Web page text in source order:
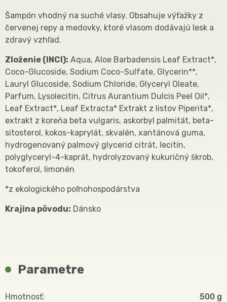
Šampón vhodný na suché vlasy. Obsahuje výťažky z
červenej repy a medovky, ktoré vlasom dodávajú lesk a
zdravý vzhľad.
Zloženie (INCI): Aqua, Aloe Barbadensis Leaf Extract*,
Coco-Glucoside, Sodium Coco-Sulfate, Glycerin**,
Lauryl Glucoside, Sodium Chloride, Glyceryl Oleate,
Parfum, Lysolecitin, Citrus Aurantium Dulcis Peel Oil*,
Leaf Extract*, Leaf Extracta* Extrakt z listov Piperita*,
extrakt z koreňa beta vulgaris, askorbyl palmitát, beta-
sitosterol, kokos-kaprylát, skvalén, xantánová guma,
hydrogenovaný palmový glycerid citrát, lecitín,
polyglyceryl-4-kaprát, hydrolyzovaný kukuričný škrob,
tokoferol, limonén
*z ekologického poľnohospodárstva
Krajina pôvodu: Dánsko
Parametre
Hmotnosť 500